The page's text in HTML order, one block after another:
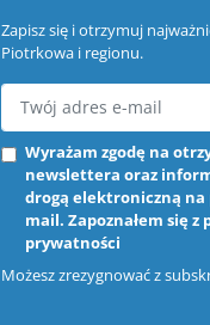
Zapisz się i otrzymuj
Piotrkowa i regionu.
Wyrażam zgodę na
newslettera oraz
drogą elektroniczną na
mail. Zapoznałem się z
prywatności
Możesz zrezygnować z